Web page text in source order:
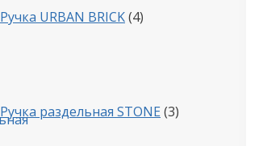
Ручка URBAN BRICK 4товара
Ручка раздельная STONE 3товара